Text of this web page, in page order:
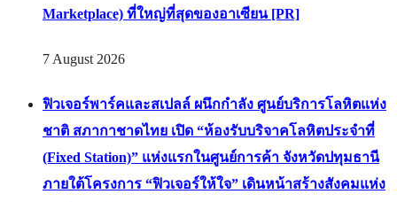
Marketplace) ที่ใหญ่ที่สุดของอาเซียน [PR]
7 August 2026
ฟิวเจอร์พาร์คและสเปลล์ ผนึกกำลัง ศูนย์บริการโลหิตแห่ง
ชาติ สภากาชาดไทย เปิด “ห้องรับบริจาคโลหิตประจำที่
(Fixed Station)” แห่งแรกในศูนย์การค้า จังหวัดปทุมธานี
ภายใต้โครงการ “ฟิวเจอร์ให้ใจ” เดินหน้าสร้างสังคมแห่ง